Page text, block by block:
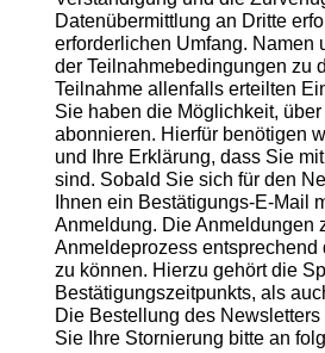
Datenübermittlung an Dritte
erforderlichen Umfang. Namen
der Teilnahmebedingungen zu
Teilnahme allenfalls erteilten
Sie haben die Möglichkeit,
abonnieren. Hierfür benötigen
und Ihre Erklärung, dass Sie
sind. Sobald Sie sich für den
Ihnen ein Bestätigungs-E-Mail
Anmeldung. Die Anmeldungen
Anmeldeprozess
zu können. Hierzu gehört die
Bestätigungszeitpunkts, als
Die Bestellung des
Sie Ihre Stornierung bitte an